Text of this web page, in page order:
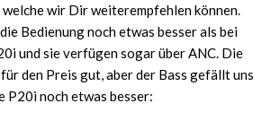
wir Dir weiterempfehlen können.
Bedienung noch etwas besser als bei
und sie verfügen sogar über ANC. Die
den Preis gut, aber der Bass gefällt uns
P20i noch etwas besser: